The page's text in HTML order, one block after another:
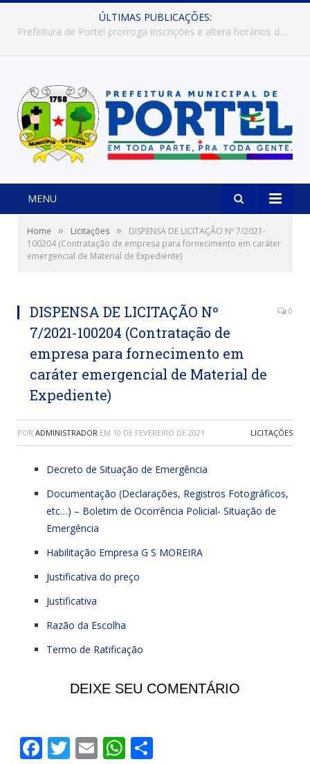
ÚLTIMAS PUBLICAÇÕES:
Prefeitura de Portel abre inscrições para concursos que elegerão os destaques do Verão 2026
MENU
Home » Licitações »
DISPENSA DE LICITAÇÃO Nº 7/2021-
100204 (Contratação de empresa para fornecimento em caráter
emergencial de Material de Expediente)
DISPENSA DE LICITAÇÃO Nº
7/2021-100204 (Contratação de
empresa para fornecimento em
caráter emergencial de Material de
Expediente)
0
POR ADMINISTRADOR EM 10 DE FEVEREIRO DE 2021 LICITAÇÕES
Decreto de Situação de Emergência
Documentação (Declarações, Registros Fotográficos,
etc…) – Boletim de Ocorrência Policial- Situação de
Emergência
Habilitação Empresa G S MOREIRA
Justificativa do preço
Justificativa
Razão da Escolha
Termo de Ratificação
DEIXE SEU COMENTÁRIO
Facebook
Twitter
EmailWhatsApp